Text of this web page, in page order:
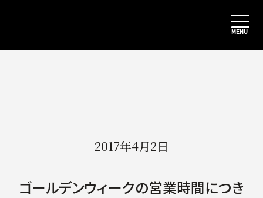
2017年4月2日
ゴールデンウィークの営業時間につき